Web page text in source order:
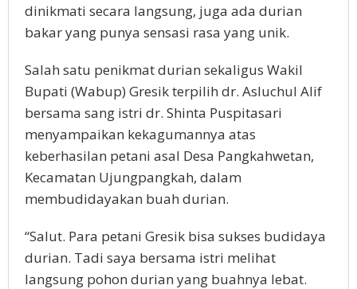
dinikmati secara langsung, juga ada durian
bakar yang punya sensasi rasa yang unik.
Salah satu penikmat durian sekaligus Wakil
Bupati (Wabup) Gresik terpilih dr. Asluchul Alif
bersama sang istri dr. Shinta Puspitasari
menyampaikan kekagumannya atas
keberhasilan petani asal Desa Pangkahwetan,
Kecamatan Ujungpangkah, dalam
membudidayakan buah durian.
“Salut. Para petani Gresik bisa sukses budidaya
durian. Tadi saya bersama istri melihat
langsung pohon durian yang buahnya lebat.